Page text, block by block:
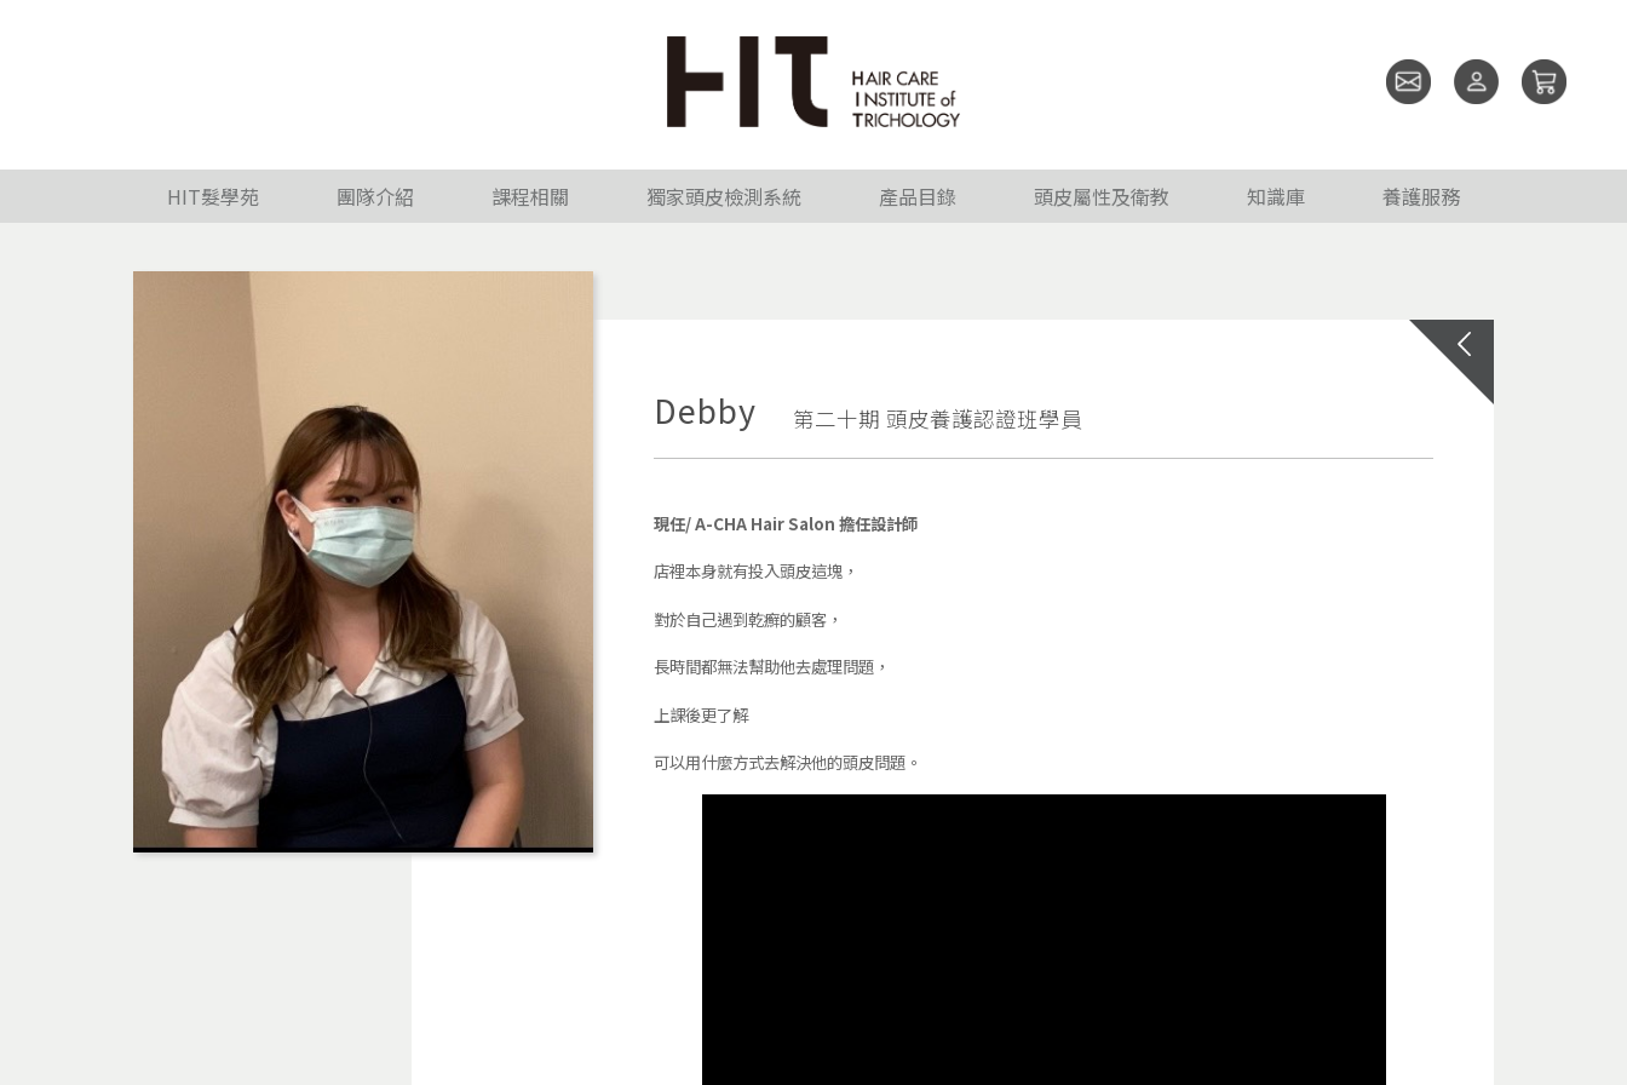
HIT髮學苑 團隊介紹 課程相關 獨家頭皮檢測系統 產品目錄 頭皮屬性及衛教 知識庫 養護服務
Debby 第二十期 頭皮養護認證班學員
現任/ A-CHA Hair Salon 擔任設計師
店裡本身就有投入頭皮這塊，
對於自己遇到乾癬的顧客，
長時間都無法幫助他去處理問題，
上課後更了解
可以用什麼方式去解決他的頭皮問題。